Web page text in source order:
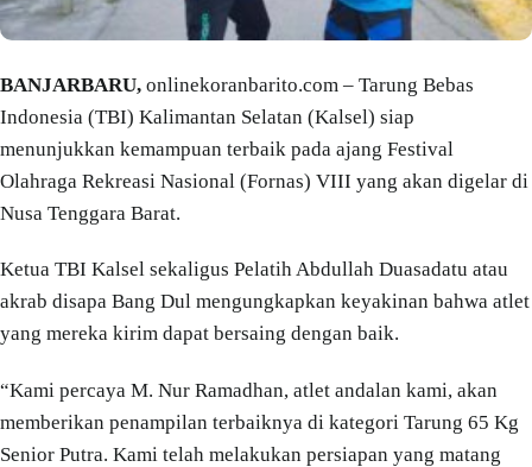
BANJARBARU, onlinekoranbarito.com – Tarung Bebas
Indonesia (TBI) Kalimantan Selatan (Kalsel) siap
menunjukkan kemampuan terbaik pada ajang Festival
Olahraga Rekreasi Nasional (Fornas) VIII yang akan digelar di
Nusa Tenggara Barat.
Ketua TBI Kalsel sekaligus Pelatih Abdullah Duasadatu atau
akrab disapa Bang Dul mengungkapkan keyakinan bahwa atlet
yang mereka kirim dapat bersaing dengan baik.
“Kami percaya M. Nur Ramadhan, atlet andalan kami, akan
memberikan penampilan terbaiknya di kategori Tarung 65 Kg
Senior Putra. Kami telah melakukan persiapan yang matang